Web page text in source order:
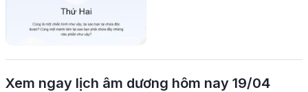
Xem ngay lịch âm dương hôm nay 19/04